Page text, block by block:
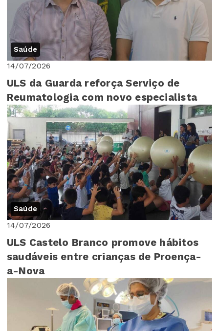
Saúde
14/07/2026
ULS da Guarda reforça Serviço de
Reumatologia com novo especialista
Saúde
14/07/2026
ULS Castelo Branco promove hábitos
saudáveis entre crianças de Proença-
a-Nova